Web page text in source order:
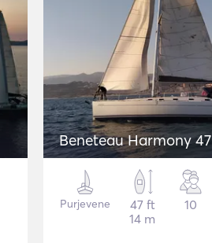
Beneteau Harmony 47
Purjevene
47 ft
14 m
10